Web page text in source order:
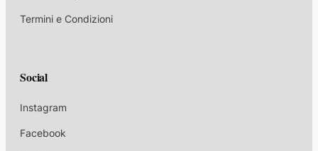
Termini e Condizioni
Social
Instagram
Facebook